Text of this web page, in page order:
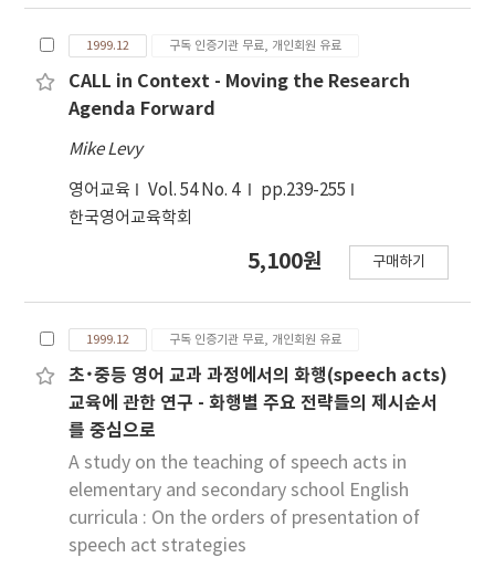
1999.12 구독 인증기관 무료, 개인회원 유료
CALL in Context - Moving the Research
Agenda Forward
Mike Levy
영어교육 Vol. 54 No. 4
pp.239-255
한국영어교육학회
5,100원 구매하기
1999.12 구독 인증기관 무료, 개인회원 유료
초･중등 영어 교과 과정에서의 화행(speech acts)
교육에 관한 연구 - 화행별 주요 전략들의 제시순서
를 중심으로
A study on the teaching of speech acts in
elementary and secondary school English
curricula : On the orders of presentation of
speech act strategies